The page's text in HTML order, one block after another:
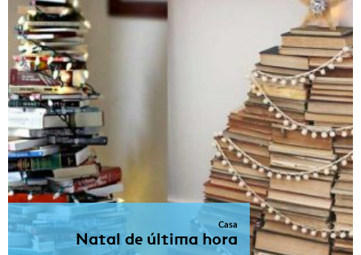
Casa
Natal de última hora